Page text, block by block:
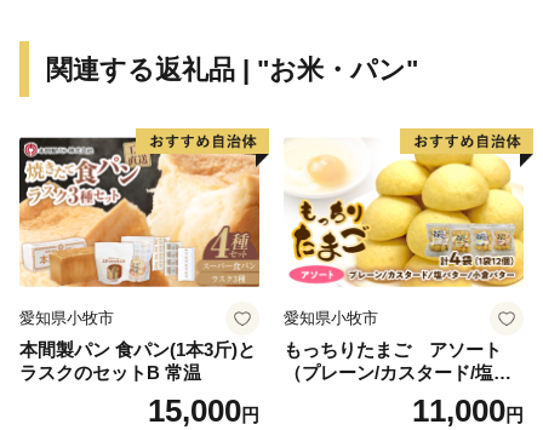
関連する返礼品 | "お米・パン"
愛知県小牧市
本間製パン 食パン(1本3斤)と
ラスクのセットB 常温
15,000円
愛知県小牧市
もっちりたまご アソート
（プレーン/カスタード/塩バ
ター/小倉バター）11,000円